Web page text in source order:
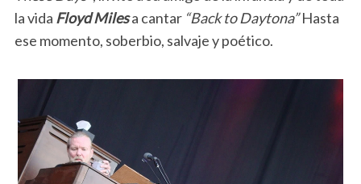
la vida Floyd Milesa cantar “Back to Daytona”Hasta
ese momento, soberbio, salvaje y poético.